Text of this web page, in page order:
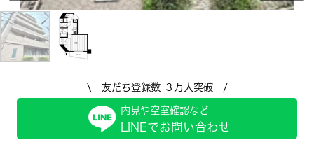
\ 友だち登録数 ３万人突破 /
内見や空室確認など
LINEでお問い合わせ